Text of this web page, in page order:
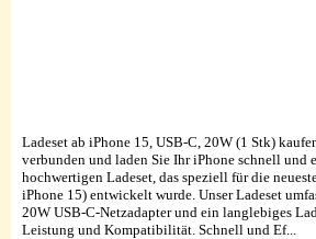
Ladeset ab iPhone 15, USB-C, 20W (1 Stk)
verbunden und laden Sie Ihr iPhone schnell und
hochwertigen Ladeset, das speziell für die
iPhone 15) entwickelt wurde. Unser Ladeset
20W USB-C-Netzadapter und ein langlebiges
Leistung und Kompatibilität. Schnell und Ef...